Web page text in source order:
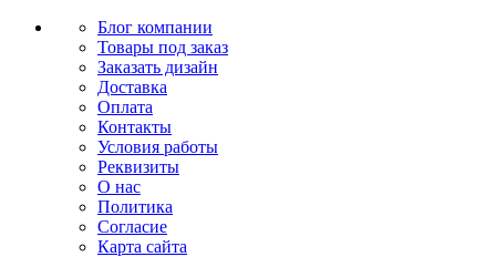
Блог компании
Товары под заказ
Заказать дизайн
Доставка
Оплата
Контакты
Условия работы
Реквизиты
О нас
Политика
Согласие
Карта сайта